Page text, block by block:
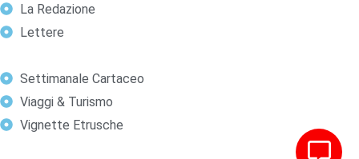
La Redazione
Lettere
Settimanale Cartaceo
Viaggi & Turismo
Vignette Etrusche